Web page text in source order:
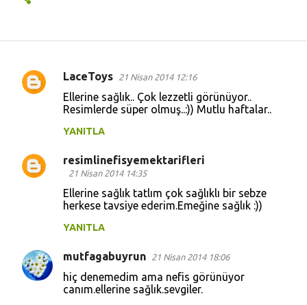
Y
m
LaceToys 21 Nisan 2014 12:16
Ellerine sağlık.. Çok lezzetli görünüyor..
Resimlerde süper olmuş..:)) Mutlu haftalar..
YANITLA
resimlinefisyemektarifleri
21 Nisan 2014 14:35
Ellerine sağlık tatlım çok sağlıklı bir sebze
herkese tavsiye ederim.Emeğine sağlık :))
YANITLA
mutfagabuyrun 21 Nisan 2014 18:06
hiç denemedim ama nefis görünüyor
canım.ellerine sağlık.sevgiler.